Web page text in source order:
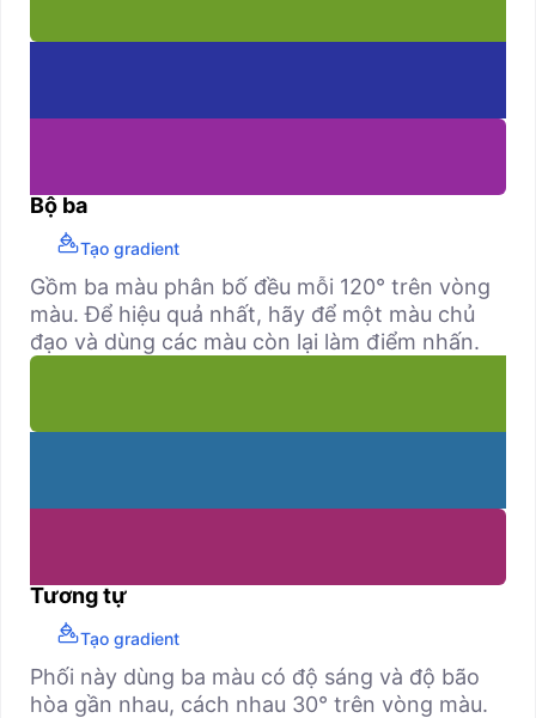
Bộ ba
Tạo gradient
Gồm ba màu phân bố đều mỗi 120° trên vòng
màu. Để hiệu quả nhất, hãy để một màu chủ
đạo và dùng các màu còn lại làm điểm nhấn.
Tương tự
Tạo gradient
Phối này dùng ba màu có độ sáng và độ bão
hòa gần nhau, cách nhau 30° trên vòng màu.